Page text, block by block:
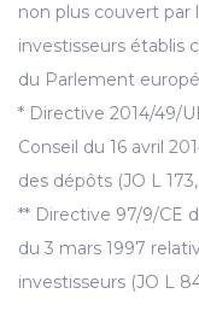
non plus couvert
investisseurs établis
du Parlement
* Directive 2014/49/
Conseil du 16 avril
des dépôts (JO L 173,
** Directive 97/9/CE
du 3 mars 1997
investisseurs (JO L